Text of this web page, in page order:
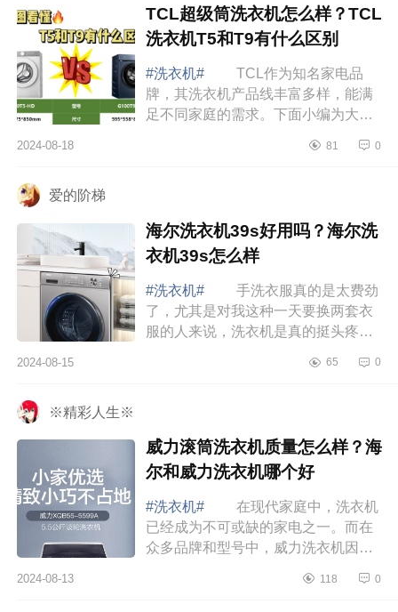
TCL超级筒洗衣机怎么样？TCL
洗衣机T5和T9有什么区别
#洗衣机#
TCL作为知名家电品
牌，其洗衣机产品线丰富多样，能满
足不同家庭的需求。下面小编为大家
TCL洗衣机T5和T9有什么区别
2024-08-18 81 0
爱的阶梯
海尔洗衣机39s好用吗？海尔洗
衣机39s怎么样
#洗衣机#
手洗衣服真的是太费劲
了，尤其是对我这种一天要换两套衣
服的人来说，洗衣机是真的挺头疼，
很热，一到中午的时候就很容易出
2024-08-15 65 0
※精彩人生※
威力滚筒洗衣机质量怎么样？海
尔和威力洗衣机哪个好
#洗衣机#
在现代家庭中，洗衣机
已经成为不可或缺的家电之一。而在
众多品牌和型号中，威力洗衣机因其
许多消费者的心仪之选。下面小编为
2024-08-13 118 0